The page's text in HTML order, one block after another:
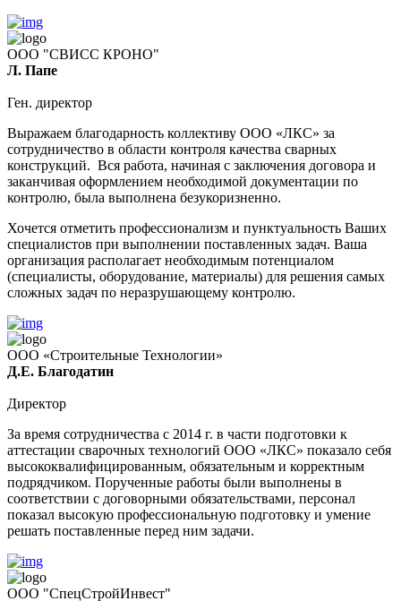
ООО "СВИСС КРОНО"
Л. Папе
Ген. директор
Выражаем благодарность коллективу ООО «ЛКС» за
сотрудничество в области контроля качества сварных
конструкций. Вся работа, начиная с заключения договора и
заканчивая оформлением необходимой документации по
контролю, была выполнена безукоризненно.
Хочется отметить профессионализм и пунктуальность Ваших
специалистов при выполнении поставленных задач. Ваша
организация располагает необходимым потенциалом
(специалисты, оборудование, материалы) для решения самых
сложных задач по неразрушающему контролю.
ООО «Строительные Технологии»
Д.Е. Благодатин
Директор
За время сотрудничества с 2014 г. в части подготовки к
аттестации сварочных технологий ООО «ЛКС» показало себя
высококвалифицированным, обязательным и корректным
подрядчиком. Порученные работы были выполнены в
соответствии с договорными обязательствами, персонал
показал высокую профессиональную подготовку и умение
решать поставленные перед ним задачи.
ООО "СпецСтройИнвест"